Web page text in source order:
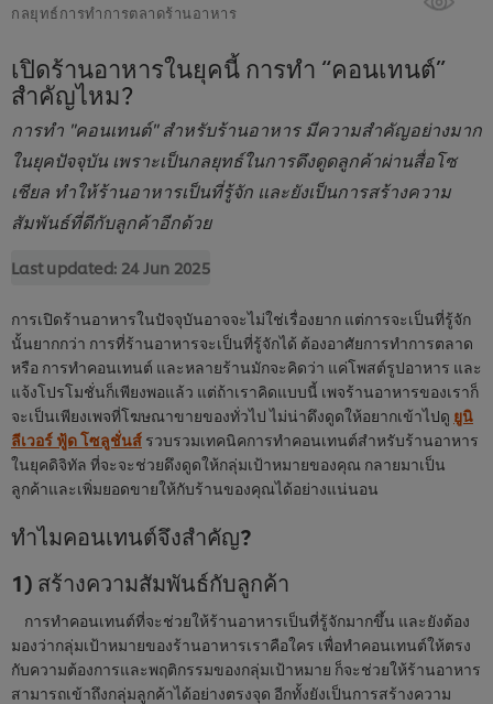
กลยุทธ์การทำการตลาดร้านอาหาร
เปิดร้านอาหารในยุคนี้ การทำ “คอนเทนต์”
สำคัญไหม?
การทำ "คอนเทนต์" สำหรับร้านอาหาร มีความสำคัญอย่างมาก
ในยุคปัจจุบัน เพราะเป็นกลยุทธ์ในการดึงดูดลูกค้าผ่านสื่อโซ
เชียล ทำให้ร้านอาหารเป็นที่รู้จัก และยังเป็นการสร้างความ
สัมพันธ์ที่ดีกับลูกค้าอีกด้วย
Last updated: 24 Jun 2025
การเปิดร้านอาหารในปัจจุบันอาจจะไม่ใช่เรื่องยาก แต่การจะเป็นที่รู้จัก
นั้นยากกว่า การที่ร้านอาหารจะเป็นที่รู้จักได้ ต้องอาศัยการทำการตลาด
หรือ การทำคอนเทนต์ และหลายร้านมักจะคิดว่า แค่โพสต์รูปอาหาร และ
แจ้งโปรโมชั่นก็เพียงพอแล้ว แต่ถ้าเราคิดแบบนี้ เพจร้านอาหารของเราก็
จะเป็นเพียงเพจที่โฆษณาขายของทั่วไป ไม่น่าดึงดูดให้อยากเข้าไปดู ยูนิ
ลีเวอร์ ฟู้ด โซลูชั่นส์ รวบรวมเทคนิคการทำคอนเทนต์สำหรับร้านอาหาร
ในยุคดิจิทัล ที่จะจะช่วยดึงดูดให้กลุ่มเป้าหมายของคุณ กลายมาเป็น
ลูกค้าและเพิ่มยอดขายให้กับร้านของคุณได้อย่างแน่นอน
ทำไมคอนเทนต์จึงสำคัญ?
1) สร้างความสัมพันธ์กับลูกค้า
การทำคอนเทนต์ที่จะช่วยให้ร้านอาหารเป็นที่รู้จักมากขึ้น และยังต้อง
มองว่ากลุ่มเป้าหมายของร้านอาหารเราคือใคร เพื่อทำคอนเทนต์ให้ตรง
กับความต้องการและพฤติกรรมของกลุ่มเป้าหมาย ก็จะช่วยให้ร้านอาหาร
สามารถเข้าถึงกลุ่มลูกค้าได้อย่างตรงจุด อีกทั้งยังเป็นการสร้างความ